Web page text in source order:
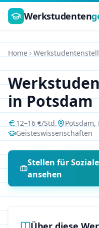
Zum Hauptinhalt springen
Werkstudenten
Home
inPotsdam
12–16 €/Std. Potsdam,
Geisteswissenschaften
Stellen für
ansehen